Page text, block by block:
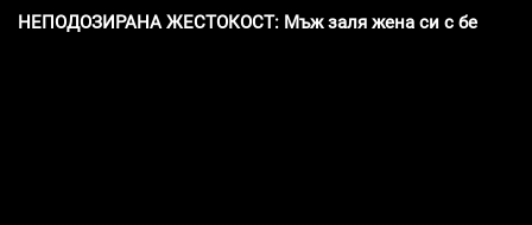
НЕПОДОЗИРАНА ЖЕСТОКОСТ: Мъж заля жена си с бензин